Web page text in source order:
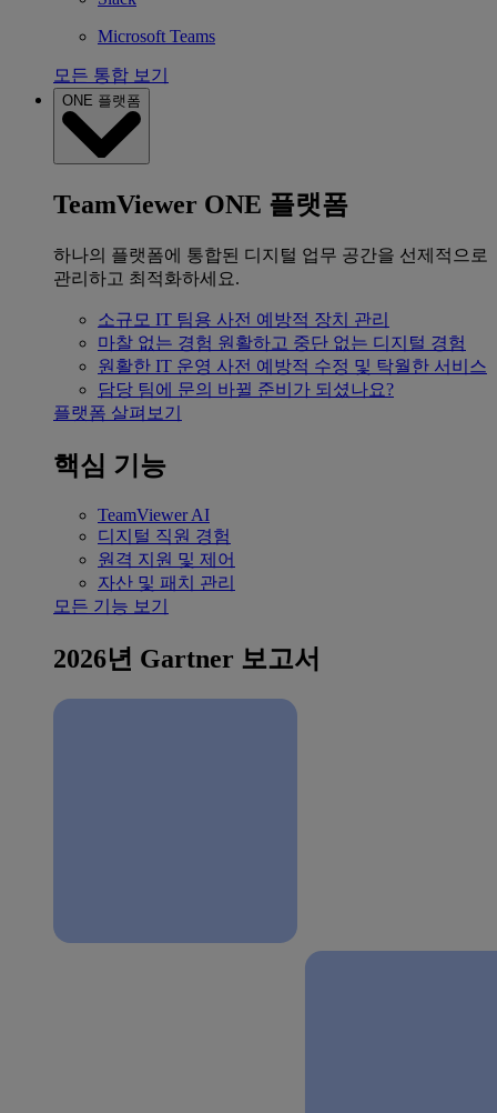
Microsoft Teams
모든 통합 보기
ONE 플랫폼
TeamViewer ONE 플랫폼
하나의 플랫폼에 통합된 디지털 업무 공간을 선제적으로
관리하고 최적화하세요.
소규모 IT 팀용 사전 예방적 장치 관리
마찰 없는 경험 원활하고 중단 없는 디지털 경험
원활한 IT 운영 사전 예방적 수정 및 탁월한 서비스
담당 팀에 문의 바뀔 준비가 되셨나요?
플랫폼 살펴보기
핵심 기능
TeamViewer AI
디지털 직원 경험
원격 지원 및 제어
자산 및 패치 관리
모든 기능 보기
2026년 Gartner 보고서